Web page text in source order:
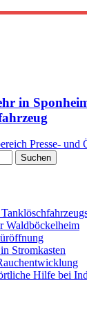
in
Presse- und
Waldböckelheim
Stromkasten
Hilfe bei